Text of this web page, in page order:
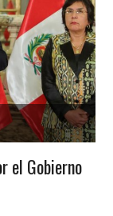
el Gobierno